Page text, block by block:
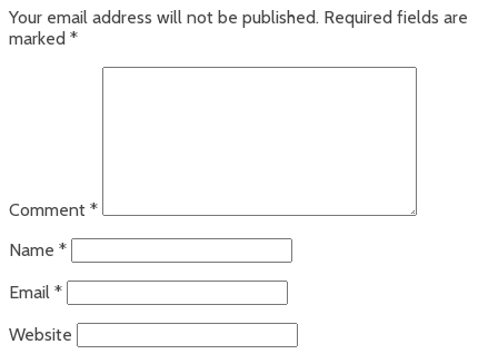
Your email address will not be published. Required fields are
marked *
Comment *
Name *
Email *
Website